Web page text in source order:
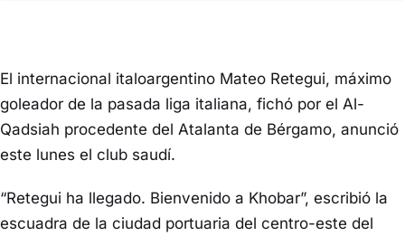
El internacional italoargentino Mateo Retegui, máximo
goleador de la pasada liga italiana, fichó por el Al-
Qadsiah procedente del Atalanta de Bérgamo, anunció
este lunes el club saudí.
“Retegui ha llegado. Bienvenido a Khobar”, escribió la
escuadra de la ciudad portuaria del centro-este del